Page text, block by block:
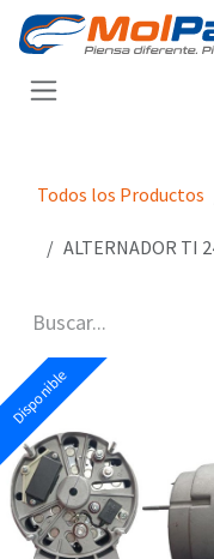
Ir al contenido
Todos los Productos
ALTERNADOR TI
Disponible